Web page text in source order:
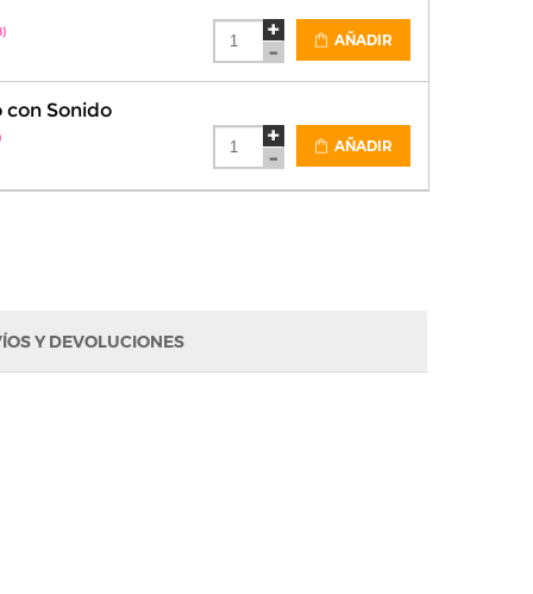
AÑADIR
con Sonido
AÑADIR
Y DEVOLUCIONES